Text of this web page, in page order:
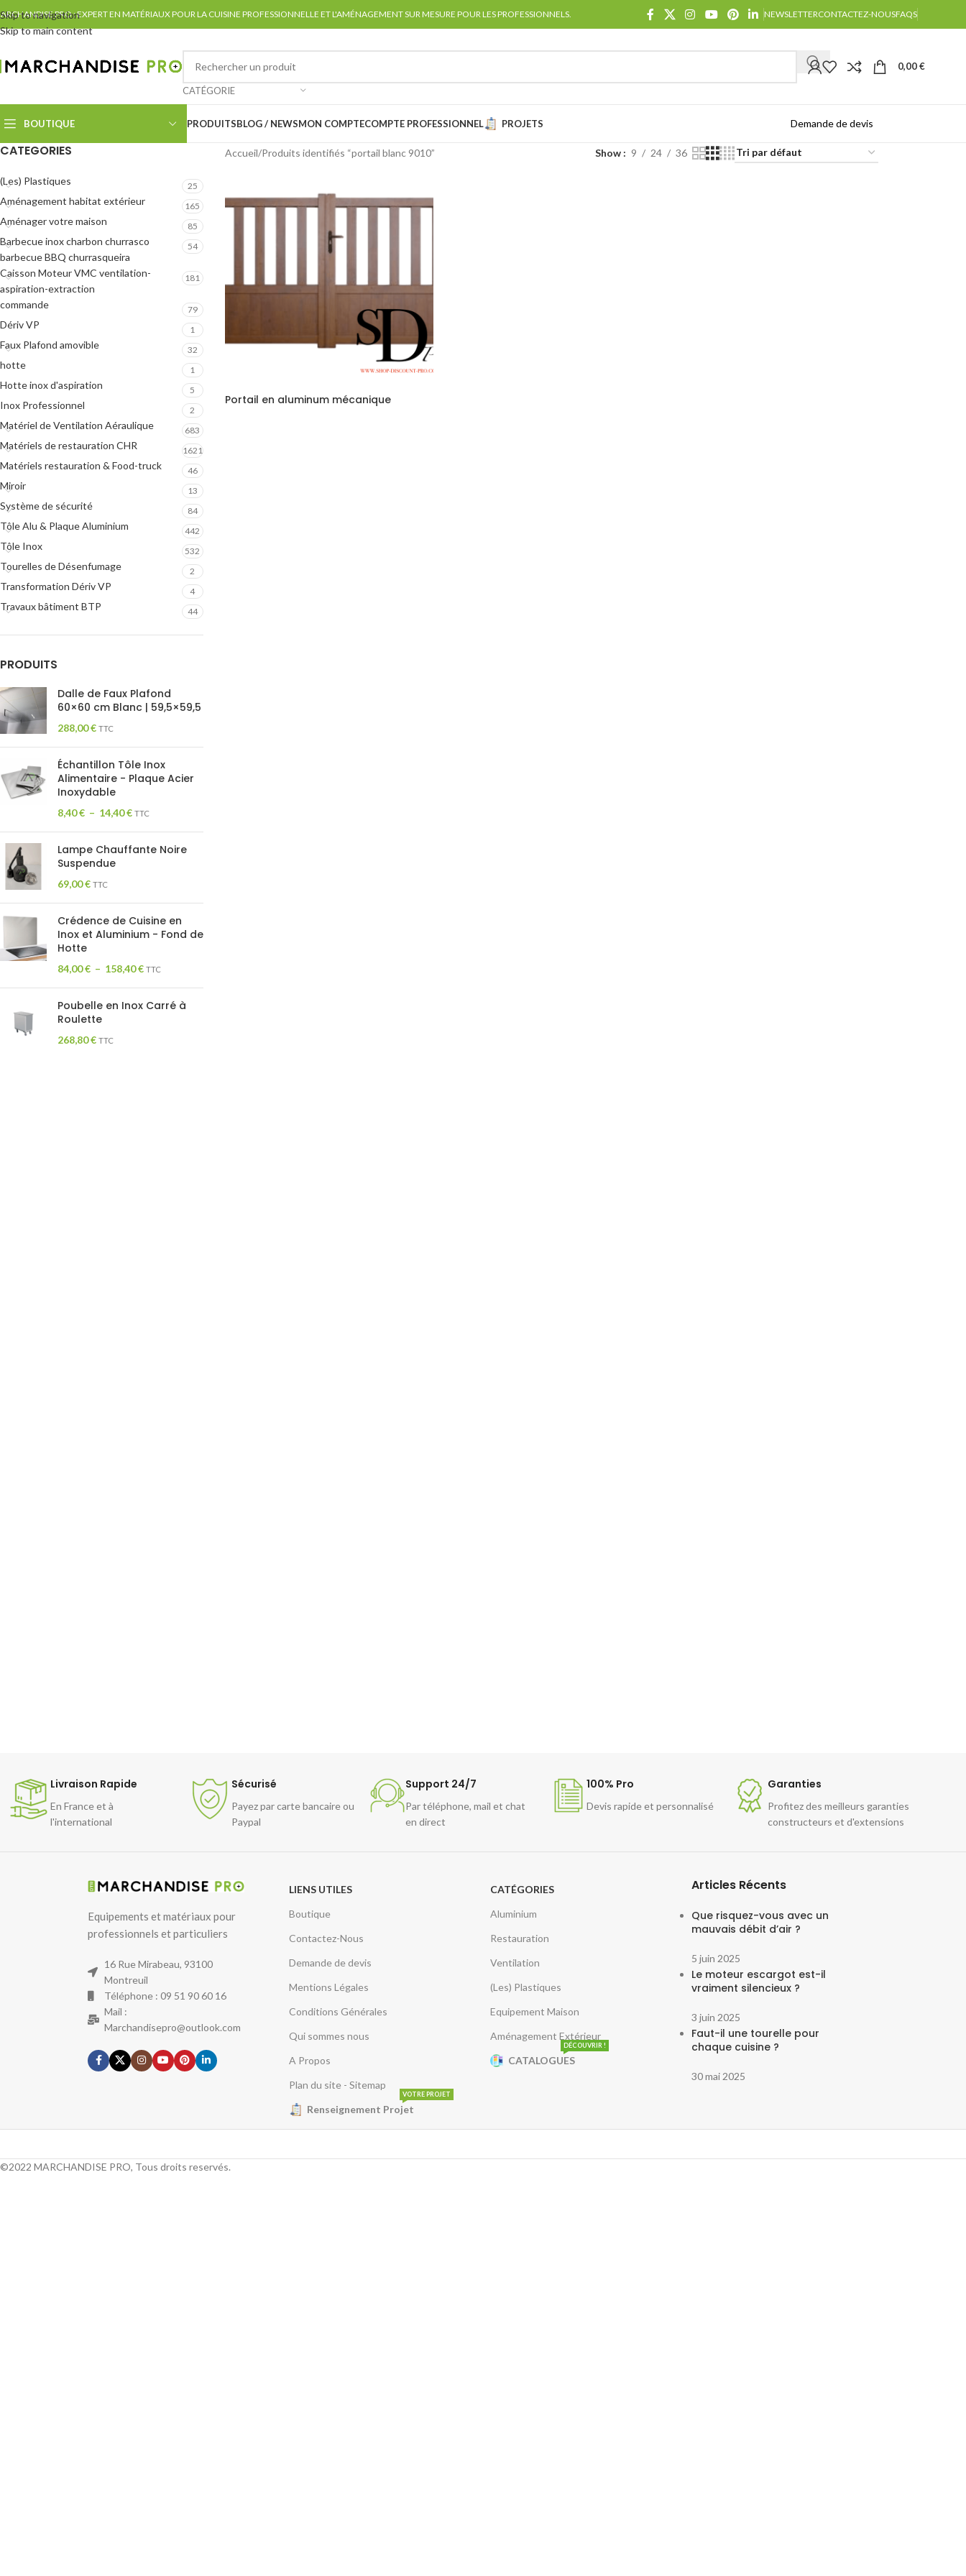
Skip to navigation
Skip to main content
PRO : EXPERT EN MATÉRIAUX POUR LA CUISINE PROFESSIONNELLE ET L'AMÉNAGEMENT SUR MESURE POUR LES PROFESSIONNELS. NEWSLETTERCONTACTEZ-NOUSFAQS
CATÉGORIE
0,00€
BOUTIQUE PRODUITSBLOG / NEWSMON COMPTECOMPTE PROFESSIONNEL PROJETS Demande de devis
CATEGORIES
(Les) Plastiques 25
Aménagement habitat extérieur 165
Aménager votre maison 85
Barbecue inox charbon churrasco
barbecue BBQ churrasqueira
54
Caisson Moteur VMC ventilation-
aspiration-extraction
181
commande 79
Dériv VP 1
Faux Plafond amovible 32
hotte 1
Hotte inox d'aspiration 5
Inox Professionnel 2
Matériel de Ventilation Aéraulique 683
Matériels de restauration CHR 1621
Matériels restauration & Food-truck 46
Miroir 13
Système de sécurité 84
Tôle Alu & Plaque Aluminium 442
Tôle Inox 532
Tourelles de Désenfumage 2
Transformation Dériv VP 4
Travaux bâtiment BTP 44
PRODUITS
Dalle de Faux Plafond
60×60 cm Blanc | 59,5×59,5
288,00€ TTC
Échantillon Tôle Inox
Alimentaire - Plaque Acier
Inoxydable
8,40€ – 14,40€ TTC
Lampe Chauffante Noire
Suspendue
69,00€ TTC
Crédence de Cuisine en
Inox et Aluminium - Fond de
Hotte
84,00€ – 158,40€ TTC
Poubelle en Inox Carré à
Roulette
268,80€ TTC
Accueil Produits identifiés “portail blanc 9010” Show 9 24 36
Portail en aluminum mécanique
Livraison Rapide
En France et à
l'international
Sécurisé
Payez par carte bancaire ou
Paypal
Support 24/7
Par téléphone, mail et chat
en direct
100% Pro
Devis rapide et personnalisé
Garanties
Profitez des meilleurs garanties
constructeurs et d'extensions
Equipements et matériaux pour
professionnels et particuliers
16 Rue Mirabeau, 93100
Montreuil
Téléphone : 09 51 90 60 16
Mail :
Marchandisepro@outlook.com
LIENS UTILES
Boutique
Contactez-Nous
Demande de devis
Mentions Légales
Conditions Générales
Qui sommes nous
A Propos
Plan du site - Sitemap
Renseignement Projet
VOTRE PROJET
CATÉGORIES
Aluminium
Restauration
Ventilation
(Les) Plastiques
Equipement Maison
Aménagement Extérieur
CATALOGUES
DÉCOUVRIR !
Articles Récents
Que risquez-vous avec un
mauvais débit d’air ?
5 juin 2025
Le moteur escargot est-il
vraiment silencieux ?
3 juin 2025
Faut-il une tourelle pour
chaque cuisine ?
30 mai 2025
©2022 MARCHANDISE PRO, Tous droits reservés.